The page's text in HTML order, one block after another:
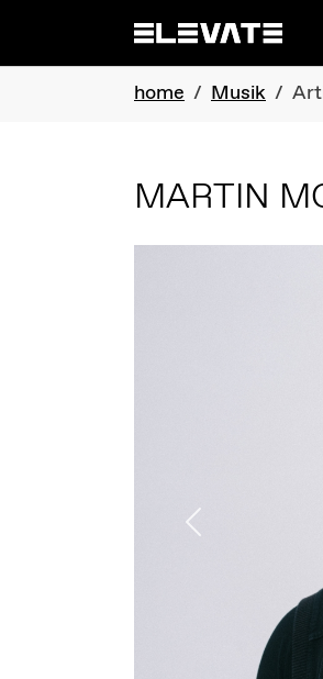
You are here:
home Musik
MARTIN
Previous